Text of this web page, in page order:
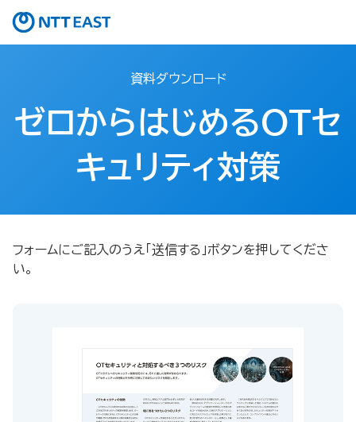
資料ダウンロード
ゼロからはじめるOTセ
キュリティ対策
フォームにご記入のうえ「送信する」ボタンを押してくださ
い。